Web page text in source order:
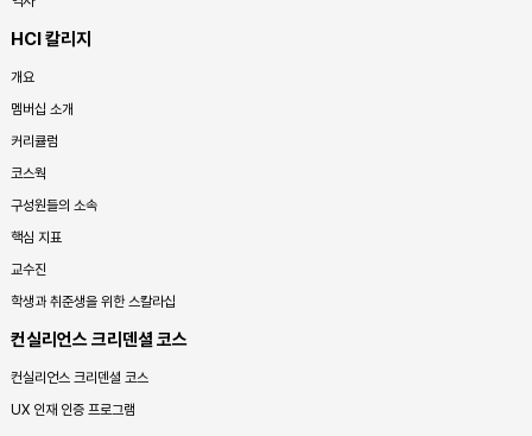
HCI 칼리지
개요
멤버십 소개
커리큘럼
코스웍
구성원들의 소속
핵심 지표
교수진
학생과 취준생을 위한 스칼라십
컨실리언스 크리덴셜 코스
컨실리언스 크리덴셜 코스
UX 인재 인증 프로그램